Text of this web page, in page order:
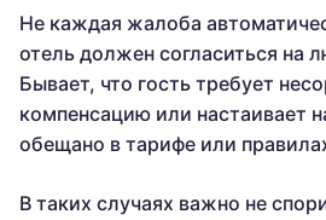
Не каждая жалоба
отель должен согласиться на
Бывает, что гость требует
компенсацию или настаивает
обещано в тарифе или
В таких случаях важно не